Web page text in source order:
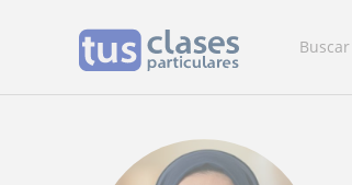
Buscar